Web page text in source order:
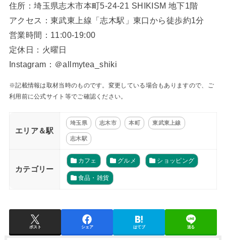
住所：埼玉県志木市本町5-24-21 SHIKISM 地下1階
アクセス：東武東上線「志木駅」東口から徒歩約1分
営業時間：11:00-19:00
定休日：火曜日
Instagram：＠allmytea_shiki
※記載情報は取材当時のものです。変更している場合もありますので、ご
利用前に公式サイト等でご確認ください。
エリア＆駅
埼玉県 志木市 本町 東武東上線
志木駅
カテゴリー
カフェ グルメ ショッピング
食品・雑貨
ポスト シェア はてブ 送る